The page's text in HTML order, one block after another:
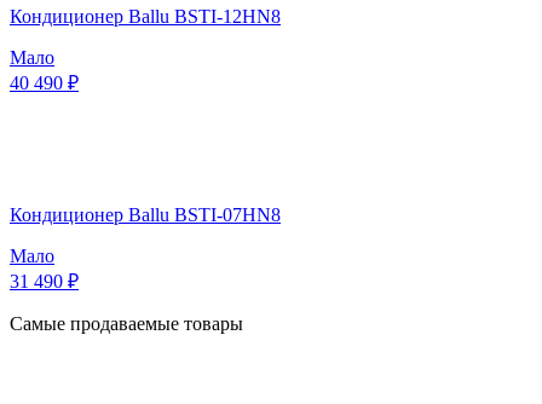
Кондиционер Ballu BSTI-12HN8
Мало
40 490 ₽
Кондиционер Ballu BSTI-07HN8
Мало
31 490 ₽
Самые продаваемые товары